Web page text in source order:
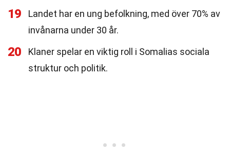
19
Landet har en ung befolkning, med över 70% av
invånarna under 30 år.
20
Klaner spelar en viktig roll i Somalias sociala
struktur och politik.